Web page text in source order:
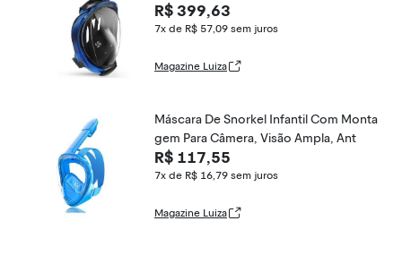
R$ 399,63
7x de R$ 57,09 sem juros
Magazine Luiza
Máscara De Snorkel Infantil Com Monta
gem Para Câmera, Visão Ampla, Ant
R$ 117,55
7x de R$ 16,79 sem juros
Magazine Luiza